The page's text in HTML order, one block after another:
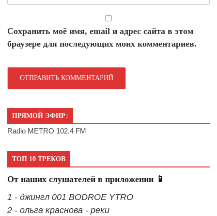
Сохранить моё имя, email и адрес сайта в этом
браузере для последующих моих комментариев.
ПРЯМОЙ ЭФИР:
Radio METRO 102.4 FM
ТОП 10 ТРЕКОВ
От наших слушателей в приложении 📱
1 - джингл 001 BODROE YTRO
2 - ольга краснова - реки